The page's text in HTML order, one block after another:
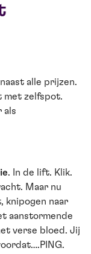
alle prijzen.
met zelfspot.
als
. In de lift. Klik.
Maar nu
knipogen naar
aanstormende
verse bloed. Jij